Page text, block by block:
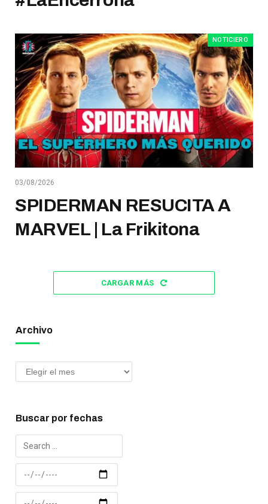
NOTICIERO
03/08/2026
SPIDERMAN RESUCITA A
MARVEL | La Frikitona
CARGAR MÁS
Archivo
Buscar por fechas